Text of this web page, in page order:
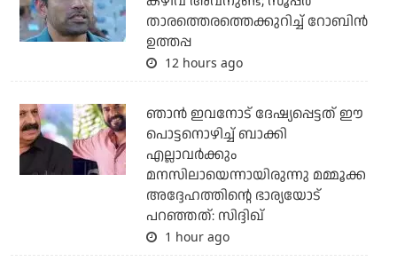
താരത്തെരത്തെക്കുറിച്ച് റോബിന്‍
ഉത്തപ്പ
12 hours ago
ഞാന്‍ ഇവനോട് ദേഷ്യപ്പെട്ടത് ഈ
പൊട്ടനൊഴിച്ച് ബാക്കി
എല്ലാവര്‍ക്കും
മനസിലായെന്നായിരുന്നു മമ്മൂക്ക
അദ്ദേഹത്തിന്റെ ഭാര്യയോട്
പറഞ്ഞത്: സിദ്ദിഖ്
1 hour ago